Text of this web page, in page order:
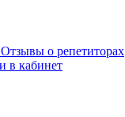
Отзывы о репетиторах
в кабинет